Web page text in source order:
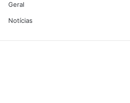
Geral
Notícias